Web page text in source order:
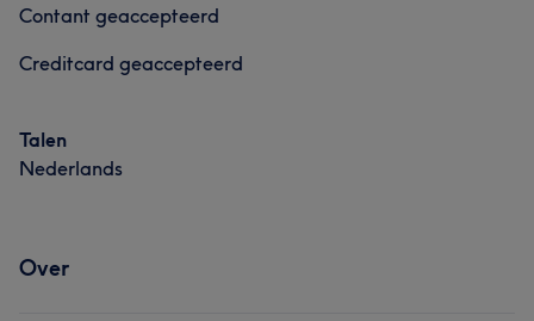
Contant geaccepteerd
Creditcard geaccepteerd
Talen
Nederlands
Over